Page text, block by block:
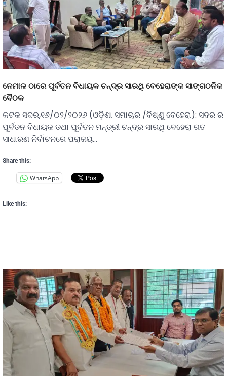
ନେମାଳ ଠାରେ ପୂର୍ବତନ ବିଧାୟକ ଚନ୍ଦ୍ର ସାରଥି ବେହେରାଙ୍କ ସାଙ୍ଗଠନିକ
ବୈଠକ
କଟକ ସଦର,୧୬/୦୨/୨୦୨୬ (ଓଡ଼ିଶା ସମାଚାର /ବିଷ୍ଣୁ ବେହେରା): ସଦର ର
ପୂର୍ବତନ ବିଧାୟକ ତଥା ପୂର୍ବତନ ମନ୍ତ୍ରୀ ଚନ୍ଦ୍ର ସାରଥି ବେହେରା ଗତ
ସାଧାରଣ ନିର୍ବାଚନରେ ପରାଜୟ…
Share this:
WhatsApp
Like this: